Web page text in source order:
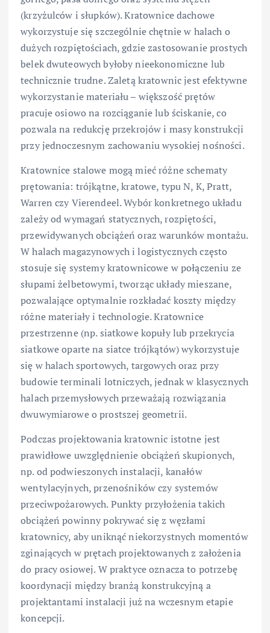
(krzyżulców i słupków). Kratownice dachowe
wykorzystuje się szczególnie chętnie w halach o
dużych rozpiętościach, gdzie zastosowanie prostych
belek dwuteowych byłoby nieekonomiczne lub
technicznie trudne. Zaletą kratownic jest efektywne
wykorzystanie materiału – większość prętów
pracuje osiowo na rozciąganie lub ściskanie, co
pozwala na redukcję przekrojów i masy konstrukcji
przy jednoczesnym zachowaniu wysokiej nośności.
Kratownice stalowe mogą mieć różne schematy
prętowania: trójkątne, kratowe, typu N, K, Pratt,
Warren czy Vierendeel. Wybór konkretnego układu
zależy od wymagań statycznych, rozpiętości,
przewidywanych obciążeń oraz warunków montażu.
W halach magazynowych i logistycznych często
stosuje się systemy kratownicowe w połączeniu ze
słupami żelbetowymi, tworząc układy mieszane,
pozwalające optymalnie rozkładać koszty między
różne materiały i technologie. Kratownice
przestrzenne (np. siatkowe kopuły lub przekrycia
siatkowe oparte na siatce trójkątów) wykorzystuje
się w halach sportowych, targowych oraz przy
budowie terminali lotniczych, jednak w klasycznych
halach przemysłowych przeważają rozwiązania
dwuwymiarowe o prostszej geometrii.
Podczas projektowania kratownic istotne jest
prawidłowe uwzględnienie obciążeń skupionych,
np. od podwieszonych instalacji, kanałów
wentylacyjnych, przenośników czy systemów
przeciwpożarowych. Punkty przyłożenia takich
obciążeń powinny pokrywać się z węzłami
kratownicy, aby uniknąć niekorzystnych momentów
zginających w prętach projektowanych z założenia
do pracy osiowej. W praktyce oznacza to potrzebę
koordynacji między branżą konstrukcyjną a
projektantami instalacji już na wczesnym etapie
koncepcji.